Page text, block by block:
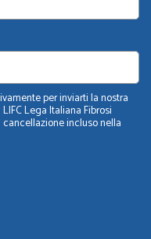
per inviarti la nostra
Lega Italiana Fibrosi
incluso nella